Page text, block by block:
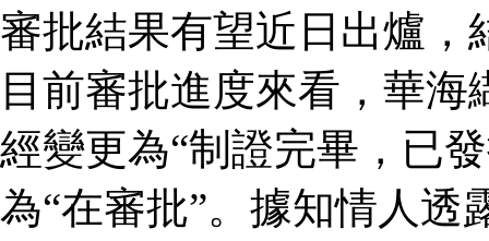
審批結果有望近日出爐，
目前審批進度來看，華
經變更為“制證完畢，已
為“在審批”。據知情人透